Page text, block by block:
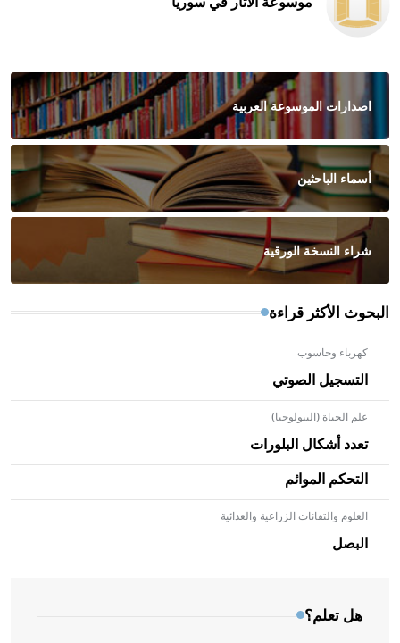
اصدارات الموسوعة العربية
أسماء الباحثين
شراء النسخة الورقية
البحوث الأكثر قراءة
كهرباء وحاسوب
التسجيل الصوتي
علم الحياة (البيولوجيا)
تعدد أشكال البلورات
التحكم الموائم
العلوم والتقانات الزراعية والغذائية
البصل
هل تعلم؟
- هل تعلم أن الأبلق نوع من الفنون الهندسية التي ارتبطت
بالعمارة الإسلامية في بلاد الشام ومصر خاصة، حيث يحرص
المعمار على بناء مداميكه وخاصة في الواجهات